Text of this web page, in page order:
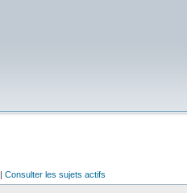
| Consulter les sujets actifs